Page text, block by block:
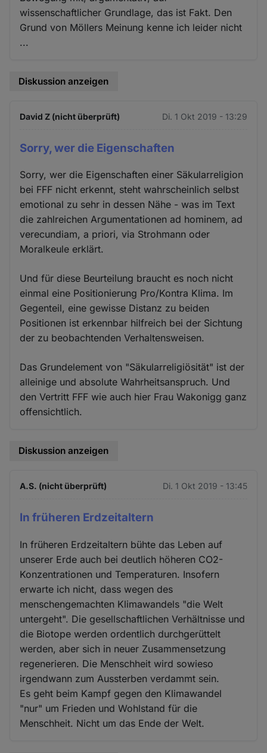
wissenschaftlicher Grundlage, das ist Fakt. Den
Grund von Möllers Meinung kenne ich leider nicht
...
Diskussion anzeigen
David Z (nicht überprüft) Di. 1 Okt 2019 - 13:29
Sorry, wer die Eigenschaften
Sorry, wer die Eigenschaften einer Säkularreligion
bei FFF nicht erkennt, steht wahrscheinlich selbst
emotional zu sehr in dessen Nähe - was im Text
die zahlreichen Argumentationen ad hominem, ad
verecundiam, a priori, via Strohmann oder
Moralkeule erklärt.
Und für diese Beurteilung braucht es noch nicht
einmal eine Positionierung Pro/Kontra Klima. Im
Gegenteil, eine gewisse Distanz zu beiden
Positionen ist erkennbar hilfreich bei der Sichtung
der zu beobachtenden Verhaltensweisen.
Das Grundelement von "Säkularreligiösität" ist der
alleinige und absolute Wahrheitsanspruch. Und
den Vertritt FFF wie auch hier Frau Wakonigg ganz
offensichtlich.
Diskussion anzeigen
A.S. (nicht überprüft) Di. 1 Okt 2019 - 13:45
In früheren Erdzeitaltern
In früheren Erdzeitaltern bühte das Leben auf
unserer Erde auch bei deutlich höheren CO2-
Konzentrationen und Temperaturen. Insofern
erwarte ich nicht, dass wegen des
menschengemachten Klimawandels "die Welt
untergeht". Die gesellschaftlichen Verhältnisse und
die Biotope werden ordentlich durchgerüttelt
werden, aber sich in neuer Zusammensetzung
regenerieren. Die Menschheit wird sowieso
irgendwann zum Aussterben verdammt sein.
Es geht beim Kampf gegen den Klimawandel
"nur" um Frieden und Wohlstand für die
Menschheit. Nicht um das Ende der Welt.